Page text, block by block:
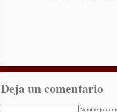
Deja un comentario
Nombre